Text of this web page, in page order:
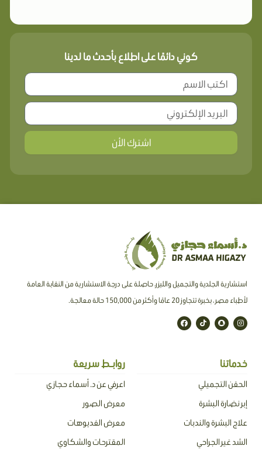
كوني دائمًا على اطلاع بأحدث ما لدينا
اشترك الأن
استشارية الجلدية والتجميل والليزر، حاصلة على درجة الاستشارية من النقابة العامة
لأطباء مصر ، بخبرة تتجاوز 20 عامًا وأكثر من 150,000 حالة معالجة.
I
n
s
a
S
n
a
a
t
T
i
k
F
a
c
خدماتنا
الحقن التجميلي
إبر نضارة البشرة
علاج البشرة والندبات
الشد غير الجراحي
روابـط سريعة
اعرفي عن د. أسماء حجازي
معرض الصور
معرض الفديوهات
المقترحات والشكاوي